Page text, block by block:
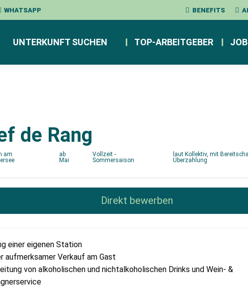
WHATSAPP BENEFITS
UNTERKUNFT SUCHEN TOP-ARBEITGEBER
de Rang
am
ab
Mai
Vollzeit -
Sommersaison
laut Kollektiv, mit
Überzahlung
Direkt bewerben
einer eigenen Station
aufmerksamer Verkauf am Gast
von alkoholischen und nichtalkoholischen Drinks und Wein- &